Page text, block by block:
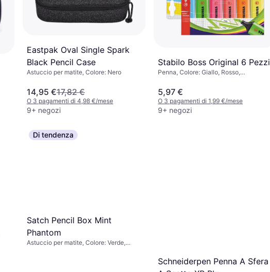
Eastpak Oval Single Spark
Black Pencil Case
Astuccio per matite, Colore: Nero
14,95 €17,82 €
O 3 pagamenti di 4,98 €/mese
9+ negozi
Stabilo Boss Original 6 Pezzi
Penna, Colore: Giallo, Rosso,
5,97 €
O 3 pagamenti di 1,99 €/mese
9+ negozi
Di tendenza
Satch Pencil Box Mint
Phantom
Astuccio per matite, Colore: Verde,
Schneiderpen Penna A Sfera